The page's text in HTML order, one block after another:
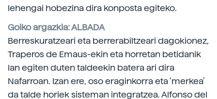
lehengai hobezina dira konposta egiteko.
Goiko argazkia: ALBADA
Berreskuratzeari eta berrerabiltzeari dagokionez,
Traperos de Emaus-ekin eta horretan betidanik
lan egiten duten taldeekin batera ari dira
Nafarroan. Izan ere, oso eraginkorra eta ‘merkea’
da talde horiek sisteman integratzea. Alfonso del